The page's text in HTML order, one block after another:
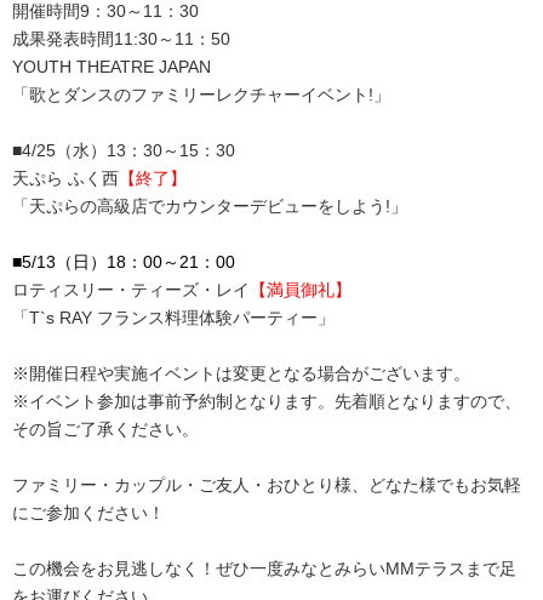
開催時間9：30～11：30
成果発表時間11:30～11：50
YOUTH THEATRE JAPAN
「歌とダンスのファミリーレクチャーイベント!」
■4/25（水）13：30～15：30
天ぷら ふく西 【終了】
「天ぷらの高級店でカウンターデビューをしよう!」
■5/13（日）18：00～21：00
ロティスリー・ティーズ・レイ
【満員御礼】
「T`s RAY フランス料理体験パーティー」
※開催日程や実施イベントは変更となる場合がございます。
※イベント参加は事前予約制となります。先着順となりますので、
その旨ご了承ください。
ファミリー・カップル・ご友人・おひとり様、どなた様でもお気軽
にご参加ください！
この機会をお見逃しなく！ぜひ一度みなとみらいMMテラスまで足